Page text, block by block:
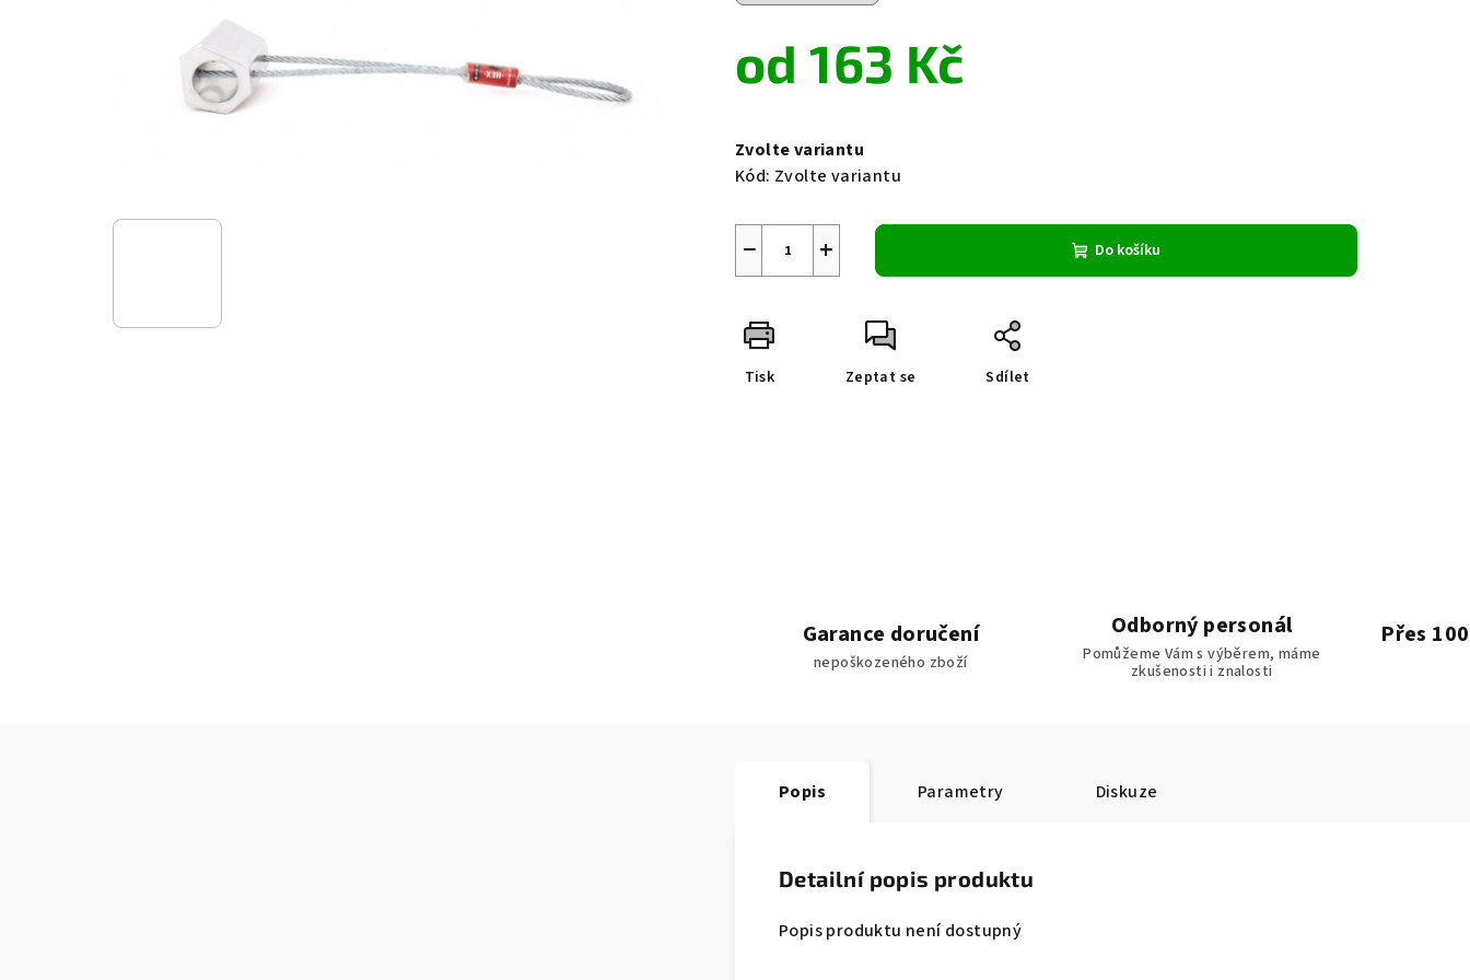
0,0
5
hvězdiček.
od163 Kč
cena:
Zvolte variantu
Kód: Zvolte variantu
+
− Do košíku
Tisk Zeptat se Sdílet
Garance doručení
nepoškozeného zboží
Odborný personál
Pomůžeme Vám s výběrem, máme
zkušenosti i znalosti
Přes
Popis Parametry Diskuze
Detailní popis produktu
Popis produktu není dostupný